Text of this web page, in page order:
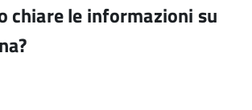
chiare le informazioni su